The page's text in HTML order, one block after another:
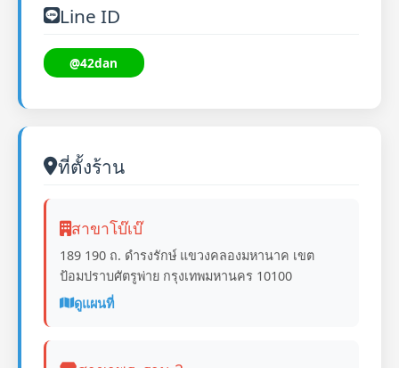
Line ID
@42dan
ที่ตั้งร้าน
สาขาโบ๊เบ๊
189 190 ถ. ดำรงรักษ์ แขวงคลองมหานาค เขต
ป้อมปราบศัตรูพ่าย กรุงเทพมหานคร 10100
ดูแผนที่